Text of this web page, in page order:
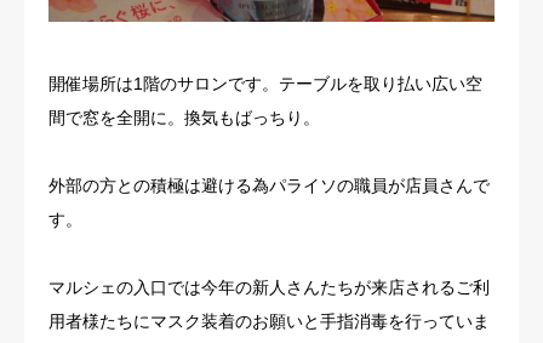
開催場所は1階のサロンです。テーブルを取り払い広い空
間で窓を全開に。換気もばっちり。
外部の方との積極は避ける為パライソの職員が店員さんで
す。
マルシェの入口では今年の新人さんたちが来店されるご利
用者様たちにマスク装着のお願いと手指消毒を行っていま